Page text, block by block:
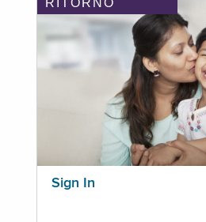
RITORNO
Sign In